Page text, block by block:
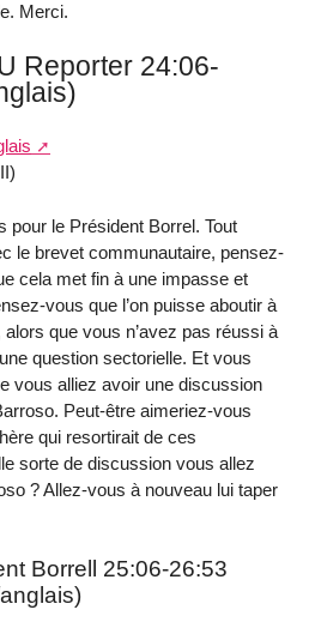
Merci.
Reporter 24:06-
pour le Président Borrel. Tout
le brevet communautaire, pensez-
cela met fin à une impasse et
vous que l’on puisse aboutir à
que vous n’avez pas réussi à
question sectorielle. Et vous
vous alliez avoir une discussion
Peut-être aimeriez-vous
qui resortirait de ces
sorte de discussion vous allez
? Allez-vous à nouveau lui taper
Borrell 25:06-26:53